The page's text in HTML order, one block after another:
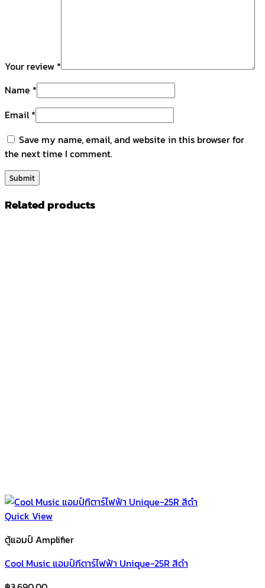
Your review *
Name *
Email*
Save my name, email, and website in this browser for
the next time I comment.
Related products
Quick View
ตู้แอมป์ Amplifier
Cool Music แอมป์กีตาร์ไฟฟ้า Unique-25R สีดำ